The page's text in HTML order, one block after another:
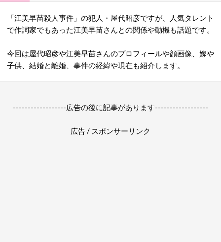
「江美早苗殺人事件」の犯人・屋代昭彦ですが、人気タレント
で作詞家でもあった江美早苗さんとの関係や動機も話題です。
今回は屋代昭彦や江美早苗さんのプロフィールや顔画像、嫁や
子供、結婚と離婚、事件の経緯や現在も紹介します。
------------------広告の後に記事があります------------------
広告 / スポンサーリンク